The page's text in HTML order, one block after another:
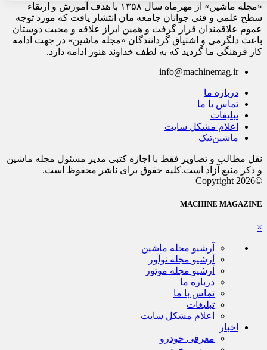
«مجله ماشین» از مهرماه سال ۱۳۵۸ با هدف آموزش و ارتقاء
سطح علمی و فنی جوانان جامعه مان انتشار یافت که مورد توجه
عموم علاقمندان قرار گرفت و همین ابراز علاقه و محبت دوستان
باعث دلگرمی و اشتیاق گردانندگان «مجله ماشین» در جهت ادامه
کار فرهنگی ما گردید که به لطف خداوند هنوز ادامه دارد.
info@machinemag.ir
درباره ما
تماس با ما
تبلیغات
اعلام مشکل سایت
ماشین‌تیک
نقل مطالب و تصاویر فقط با اجازه کتبی مدیر مسئول مجله ماشین
و ذکر منبع آزاد است.کلیه حقوق برای ناشر محفوظ است.
©Copyright 2026
MACHINE MAGAZINE
×
آرشیو مجله ماشین
آرشیو مجله نوآور
آرشیو مجله موتور
درباره ما
تماس با ما
تبلیغات
اعلام مشکل سایت
اخبار
معرفی خودرو